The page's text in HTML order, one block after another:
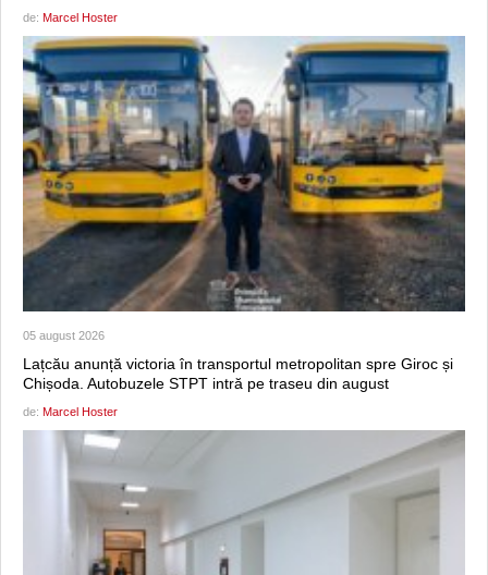
de: Marcel Hoster
05 august 2026
Lațcău anunță victoria în transportul metropolitan spre Giroc și
Chișoda. Autobuzele STPT intră pe traseu din august
de: Marcel Hoster